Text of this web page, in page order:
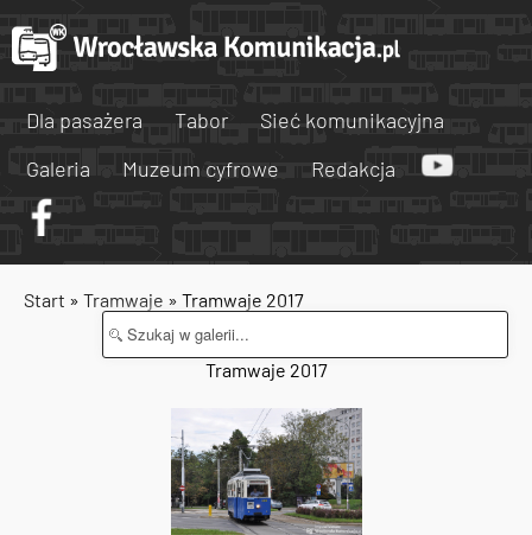
Dla pasażera Tabor
Sieć komunikacyjna
Galeria
Muzeum cyfrowe Redakcja
Start » Tramwaje » Tramwaje 2017
Tramwaje 2017